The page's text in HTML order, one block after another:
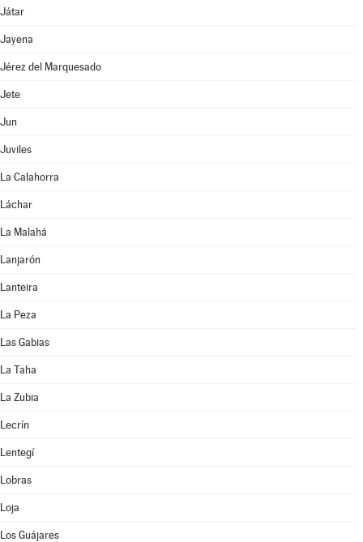
Játar
Jayena
Jérez del Marquesado
Jete
Jun
Juviles
La Calahorra
Láchar
La Malahá
Lanjarón
Lanteira
La Peza
Las Gabias
La Taha
La Zubia
Lecrín
Lentegí
Lobras
Loja
Los Guájares